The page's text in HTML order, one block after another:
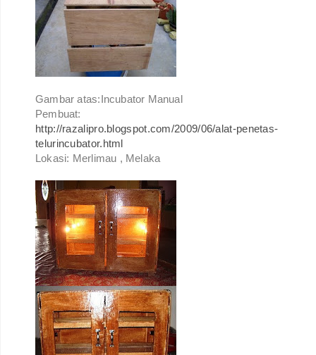
Gambar atas:Incubator Manual
Pembuat:
http://razalipro.blogspot.com/2009/06/alat-penetas-
telurincubator.html
Lokasi: Merlimau , Melaka